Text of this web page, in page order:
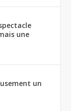
une
un